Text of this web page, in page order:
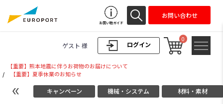
ログイン
ゲスト 様
0
お買い物ガイド
お問い合わせ
【重要】熊本地震に伴うお荷物のお届けについて
/
【重要】夏季休業のお知らせ
キャンペーン 機械・システム 材料・素材